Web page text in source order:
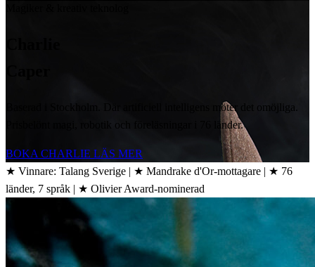
Baserad i Stockholm. Där artificiell intelligens möter det omöjliga.
Prisbelönt magi, robotik och föreläsningar i 76 länder.
BOKA CHARLIE LÄS MER
★ Vinnare: Talang Sverige | ★ Mandrake d'Or-mottagare | ★ 76
länder, 7 språk | ★ Olivier Award-nominerad